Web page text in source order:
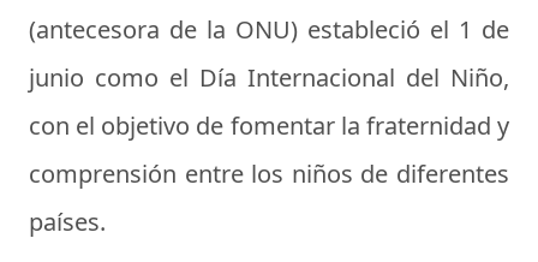
(antecesora de la ONU) estableció el 1 de
junio como el Día Internacional del Niño,
con el objetivo de fomentar la fraternidad y
comprensión entre los niños de diferentes
países.